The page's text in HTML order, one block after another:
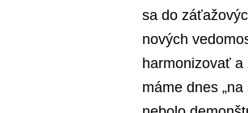
sa do
nových
harmonizovať a
máme dnes